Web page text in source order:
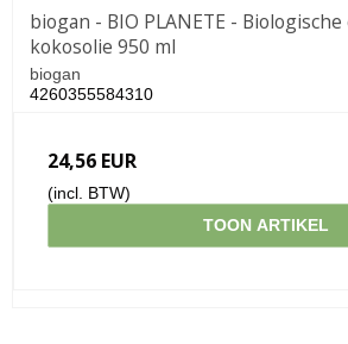
biogan - BIO PLANETE -
kokosolie 950 ml
biogan
4260355584310
24,56 EUR
(incl. BTW)
TOON ARTIKEL